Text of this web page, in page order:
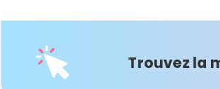
Trouvez la